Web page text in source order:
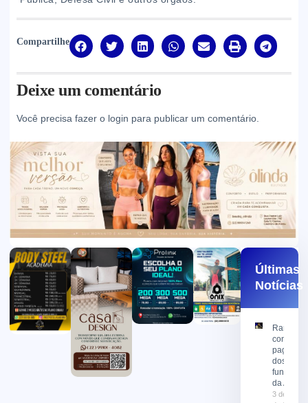
Compartilhe
Deixe um comentário
Você precisa fazer o login para publicar um comentário.
Últimas
Notícias
Ramon
confirma
dos
da AMX
3 de